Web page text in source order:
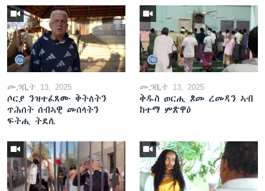
መጋቢት 13, 2025
ሶርያ ንዝተፈጸሙ ቅትለትን
ጥሕሰት ሰብኣዊ መሰላትን
ፍትሒ ትደሊ
መጋቢት 13, 2025
ቅዱስ ወርሒ ጾመ ረመዳን ኣብ
ከተማ ምጽዋዕ